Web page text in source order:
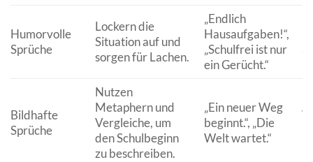
Humorvolle
Sprüche
Lockern die
Situation auf und
sorgen für Lachen.
„Endlich
Hausaufgaben!“,
„Schulfrei ist nur
ein Gerücht.“
Bildhafte
Sprüche
Nutzen
Metaphern und
Vergleiche, um
den Schulbeginn
zu beschreiben.
„Ein neuer Weg
beginnt.“, „Die
Welt wartet.“